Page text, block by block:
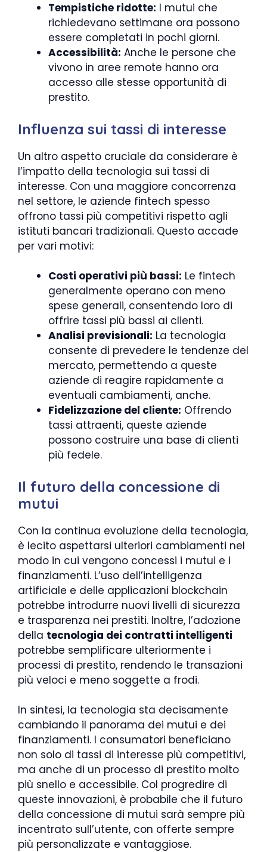
Tempistiche ridotte: I mutui che
richiedevano settimane ora possono
essere completati in pochi giorni.
Accessibilità: Anche le persone che
vivono in aree remote hanno ora
accesso alle stesse opportunità di
prestito.
Influenza sui tassi di interesse
Un altro aspetto cruciale da considerare è
l’impatto della tecnologia sui tassi di
interesse. Con una maggiore concorrenza
nel settore, le aziende fintech spesso
offrono tassi più competitivi rispetto agli
istituti bancari tradizionali. Questo accade
per vari motivi:
Costi operativi più bassi: Le fintech
generalmente operano con meno
spese generali, consentendo loro di
offrire tassi più bassi ai clienti.
Analisi previsionali: La tecnologia
consente di prevedere le tendenze del
mercato, permettendo a queste
aziende di reagire rapidamente a
eventuali cambiamenti, anche.
Fidelizzazione del cliente: Offrendo
tassi attraenti, queste aziende
possono costruire una base di clienti
più fedele.
Il futuro della concessione di
mutui
Con la continua evoluzione della tecnologia,
è lecito aspettarsi ulteriori cambiamenti nel
modo in cui vengono concessi i mutui e i
finanziamenti. L’uso dell’intelligenza
artificiale e delle applicazioni blockchain
potrebbe introdurre nuovi livelli di sicurezza
e trasparenza nei prestiti. Inoltre, l’adozione
della tecnologia dei contratti intelligenti
potrebbe semplificare ulteriormente i
processi di prestito, rendendo le transazioni
più veloci e meno soggette a frodi.
In sintesi, la tecnologia sta decisamente
cambiando il panorama dei mutui e dei
finanziamenti. I consumatori beneficiano
non solo di tassi di interesse più competitivi,
ma anche di un processo di prestito molto
più snello e accessibile. Col progredire di
queste innovazioni, è probabile che il futuro
della concessione di mutui sarà sempre più
incentrato sull’utente, con offerte sempre
più personalizzate e vantaggiose.